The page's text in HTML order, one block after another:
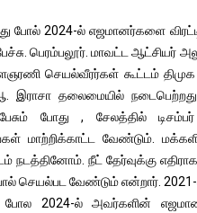
போல் 2024-ல் எஜமானர்களை
பெரம்பலூர். மாவட்ட ஆட்சியர்
செயல்வீரர்கள் கூட்டம்
இராசா தலைமையில்
போது , சேலத்தில்
மாற்றிக்காட்ட வேண்டும்.
நீட் தேர்வுக்கு எதிராக
செயல்பட வேண்டும் என்றார்.
போல 2024-ல் அவர்களின்